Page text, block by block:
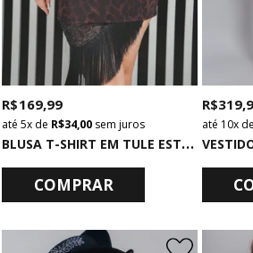
B
LUSA T-SHIRT EM TULE ESTAMPADO DE ONÇA
R$ 169,99
5x de R$ 34,00 sem juros
COMPRAR
R$
10xde